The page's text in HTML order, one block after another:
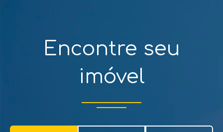
Encontre seu
imóvel